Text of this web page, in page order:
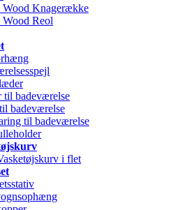
Wood Knagerække
Reol
til badeværelse
badeværelse
til badeværelse
i flet